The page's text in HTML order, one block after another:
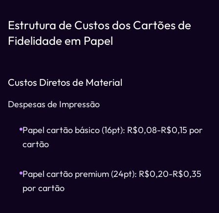
Estrutura de Custos dos Cartões de
Fidelidade em Papel
Custos Diretos de Material
Despesas de Impressão
Papel cartão básico (16pt): R$0,08-R$0,15 por
cartão
Papel cartão premium (24pt): R$0,20-R$0,35
por cartão